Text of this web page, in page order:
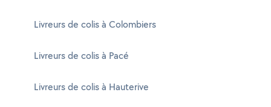
Livreurs de colis à Colombiers
Livreurs de colis à Pacé
Livreurs de colis à Hauterive